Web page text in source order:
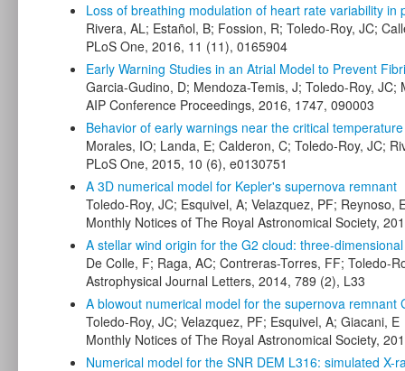
Loss of breathing modulation of heart rate variability
Rivera, AL; Estañol, B; Fossion, R; Toledo-Roy, JC;
PLoS One, 2016, 11 (11), 0165904
Early Warning Studies in an Atrial Model to Prevent
Garcia-Gudino, D; Mendoza-Temis, J; Toledo-Roy,
AIP Conference Proceedings, 2016, 1747, 090003
Behavior of early warnings near the critical
Morales, IO; Landa, E; Calderon, C; Toledo-Roy, JC;
PLoS One, 2015, 10 (6), e0130751
A 3D numerical model for Kepler's supernova remnant
Toledo-Roy, JC; Esquivel, A; Velazquez, PF; Reynoso,
Monthly Notices of The Royal Astronomical Society,
A stellar wind origin for the G2 cloud: three-
De Colle, F; Raga, AC; Contreras-Torres, FF; Toledo-
Astrophysical Journal Letters, 2014, 789 (2), L33
A blowout numerical model for the supernova remnant
Toledo-Roy, JC; Velazquez, PF; Esquivel, A; Giacani, E
Monthly Notices of The Royal Astronomical Society,
Numerical model for the SNR DEM L316: simulated X-